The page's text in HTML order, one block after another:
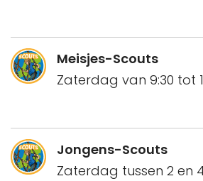
Meisjes-Scouts
Zaterdag van 9:30 tot
Jongens-Scouts
Zaterdag tussen 2 en